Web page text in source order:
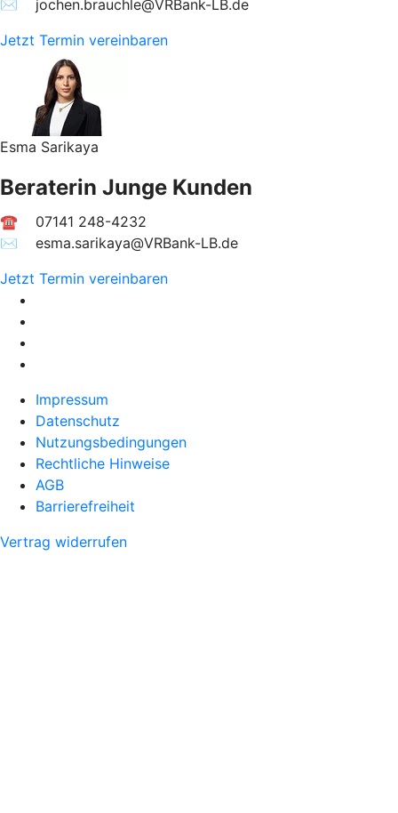
✉︎ jochen.brauchle@VRBank-LB.de
Jetzt Termin vereinbaren
Esma Sarikaya
Beraterin Junge Kunden
☎ 07141 248-4232
✉︎ esma.sarikaya@VRBank-LB.de
Jetzt Termin vereinbaren
Impressum
Datenschutz
Nutzungsbedingungen
Rechtliche Hinweise
AGB
Barrierefreiheit
Vertrag widerrufen